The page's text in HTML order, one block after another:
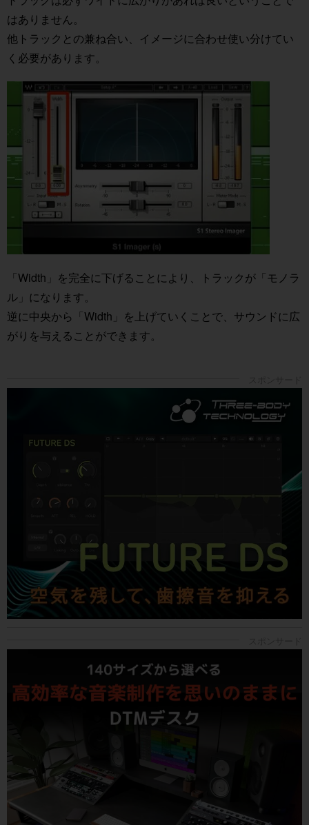
はありません。
他トラックとの兼ね合い、イメージに合わせ使い分けてい
く必要があります。
「Width」を完全に下げることにより、トラックが「モノラ
ル」になります。
逆に中央から「Width」を上げていくことで、サウンドに広
がりを与えることができます。